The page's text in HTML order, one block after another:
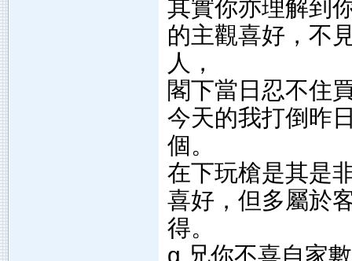
其實你亦理解到
的主觀喜好，不
人，
閣下當日忍不住
今天的我打倒昨
個。
在下玩槍是其是
喜好，但多屬於
得。
g 兄你不喜自家